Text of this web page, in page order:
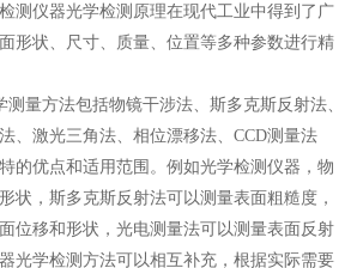
测仪器光学检测原理在现代工业中得到了广
形状、尺寸、质量、位置等多种参数进行精
测量方法包括物镜干涉法、斯多克斯反射法、
、激光三角法、相位漂移法、 CCD测量法
的优点和适用范围。例如光学检测仪器 ，物
状，斯多克斯反射法可以测量表面粗糙度，
位移和形状，光电测量法可以测量表面反射
光学检测方法可以相互补充，根据实际需要